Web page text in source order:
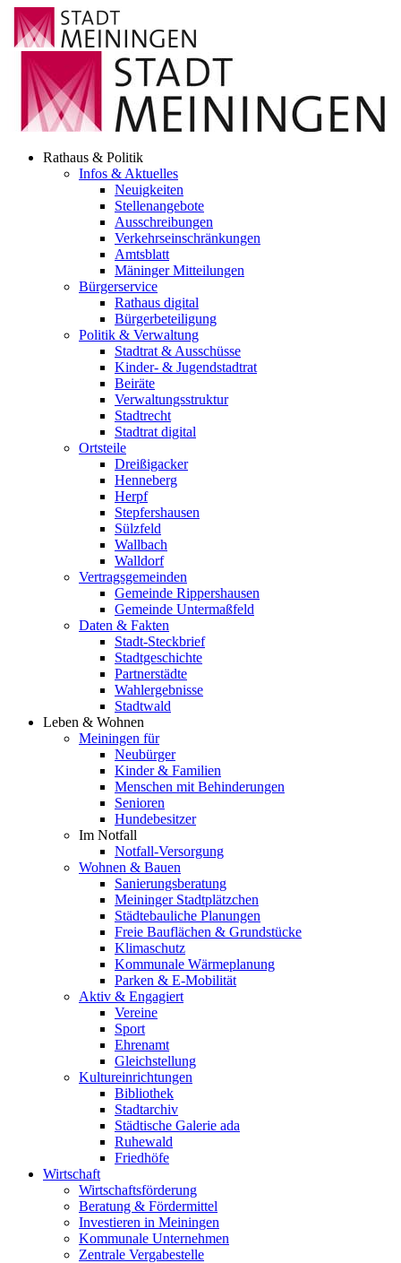
Rathaus & Politik
Infos & Aktuelles
Neuigkeiten
Stellenangebote
Ausschreibungen
Verkehrs­einschränkungen
Amtsblatt
Mäninger Mitteilungen
Bürgerservice
Rathaus digital
Bürgerbeteiligung
Politik & Verwaltung
Stadtrat & Ausschüsse
Kinder- & Jugendstadtrat
Beiräte
Verwaltungsstruktur
Stadtrecht
Stadtrat digital
Ortsteile
Dreißigacker
Henneberg
Herpf
Stepfershausen
Sülzfeld
Wallbach
Walldorf
Vertragsgemeinden
Gemeinde Rippershausen
Gemeinde Untermaßfeld
Daten & Fakten
Stadt-Steckbrief
Stadtgeschichte
Partnerstädte
Wahlergebnisse
Stadtwald
Leben & Wohnen
Meiningen für
Neubürger
Kinder & Familien
Menschen mit Behinderungen
Senioren
Hundebesitzer
Im Notfall
Notfall-Versorgung
Wohnen & Bauen
Sanierungsberatung
Meininger Stadtplätzchen
Städtebauliche Planungen
Freie Bauflächen & Grundstücke
Klimaschutz
Kommunale Wärmeplanung
Parken & E-Mobilität
Aktiv & Engagiert
Vereine
Sport
Ehrenamt
Gleichstellung
Kultureinrichtungen
Bibliothek
Stadtarchiv
Städtische Galerie ada
Ruhewald
Friedhöfe
Wirtschaft
Wirtschaftsförderung
Beratung & Fördermittel
Investieren in Meiningen
Kommunale Unternehmen
Zentrale Vergabestelle